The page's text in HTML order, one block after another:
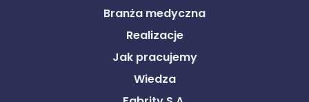
Branża medyczna
Realizacje
Jak pracujemy
Wiedza